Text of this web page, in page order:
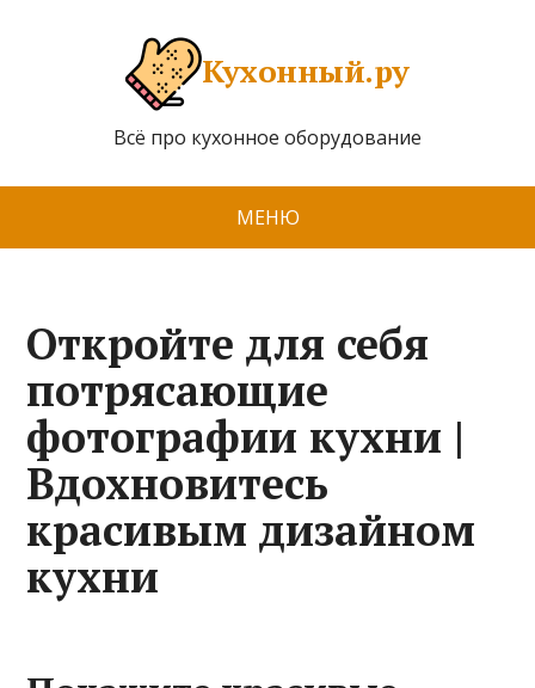
Кухонный.ру
Всё про кухонное оборудование
МЕНЮ
Откройте для себя
потрясающие
фотографии кухни |
Вдохновитесь
красивым дизайном
кухни